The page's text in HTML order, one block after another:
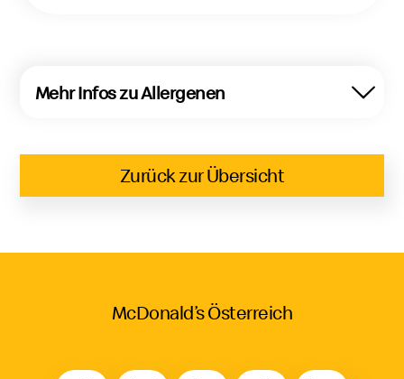
Mehr Infos zu Allergenen
Zurück zur Übersicht
McDonald’s Österreich